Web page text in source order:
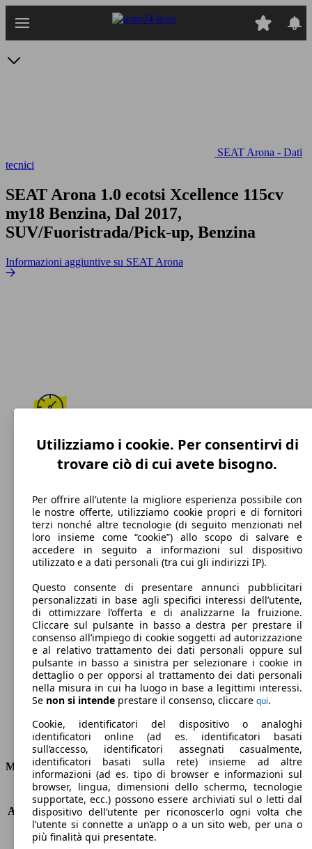
SEAT Arona - Dati
tecnici
SEAT Arona 1.0 ecotsi Xcellence 115cv
my18 Benzina, Dal 2017,
SUV/Fuoristrada/Pick-up, Benzina
Informazioni aggiuntive su SEAT Arona
190 km/h
Velocità massima
Benzina
Carburante
110 g/km
Emissioni di CO2 (combinato)*
Consumi
Motore e Prestazioni
KW (PS)
85 kW (115 PS)
Accelerazione (0-100 km/h)
9.8s
Velocità massima (km/h)
190 km/h
Numero di marce
6
Utilizziamo i cookie. Per consentirvi di
trovare ciò di cui avete bisogno.
Per offrire all’utente la migliore esperienza possibile con
le nostre offerte, utilizziamo cookie propri e di fornitori
terzi nonché altre tecnologie (di seguito menzionati nel
loro insieme come “cookie”) allo scopo di salvare e
accedere in seguito a informazioni sul dispositivo
utilizzato e a dati personali (tra cui gli indirizzi IP).
Questo consente di presentare annunci pubblicitari
personalizzati in base agli specifici interessi dell’utente,
di ottimizzare l’offerta e di analizzarne la fruizione.
Cliccare sul pulsante in basso a destra per prestare il
consenso all’impiego di cookie soggetti ad autorizzazione
e al relativo trattamento dei dati personali oppure sul
pulsante in basso a sinistra per selezionare i cookie in
dettaglio o per opporsi al trattamento dei dati personali
nella misura in cui ha luogo in base a legittimi interessi.
Se non si intende prestare il consenso, cliccare qui.
Cookie, identificatori del dispositivo o analoghi
identificatori online (ad es. identificatori basati
sull’accesso, identificatori assegnati casualmente,
identificatori basati sulla rete) insieme ad altre
informazioni (ad es. tipo di browser e informazioni sul
browser, lingua, dimensioni dello schermo, tecnologie
supportate, ecc.) possono essere archiviati sul o letti dal
dispositivo dell’utente per riconoscerlo ogni volta che
l’utente si connette a un’app o a un sito web, per una o
più finalità qui presentate.